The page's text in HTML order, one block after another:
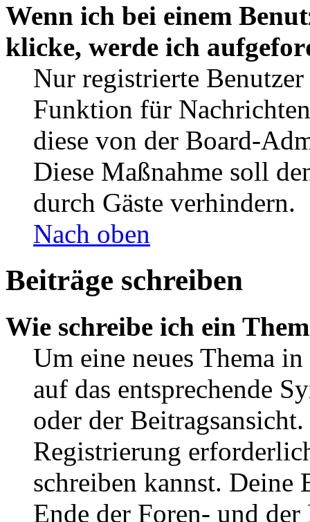
Wenn ich bei einem
klicke, werde ich
Nur registrierte
Funktion für
diese von der Board-
Diese Maßnahme soll
durch Gäste verhindern.
Nach oben
Beiträge schreiben
Wie schreibe ich ein
Um eine neues Thema
auf das entsprechende
oder der
Registrierung
schreiben kannst. Deine
Ende der Foren- und